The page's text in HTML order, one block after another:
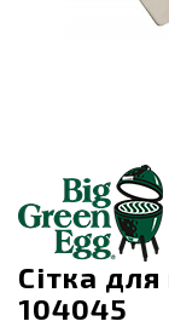
Сітка
104045